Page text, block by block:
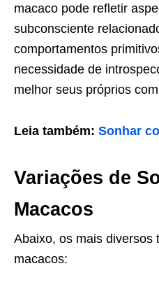
macaco pode refletir
subconsciente
comportamentos
necessidade de
melhor seus próprios
Leia também: Sonhar
Variações de
Macacos
Abaixo, os mais diversos
macacos: